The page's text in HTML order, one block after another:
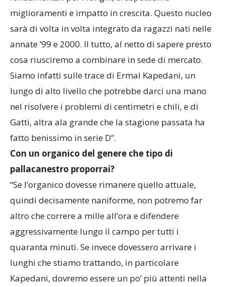
miglioramenti e impatto in crescita. Questo nucleo
sarà di volta in volta integrato da ragazzi nati nelle
annate ’99 e 2000. Il tutto, al netto di sapere presto
cosa riusciremo a combinare in sede di mercato.
Siamo infatti sulle trace di Ermal Kapedani, un
lungo di alto livello che potrebbe darci una mano
nel risolvere i problemi di centimetri e chili, e di
Gatti, altra ala grande che la stagione passata ha
fatto benissimo in serie D”.
Con un organico del genere che tipo di
pallacanestro proporrai?
“Se l’organico dovesse rimanere quello attuale,
quindi decisamente naniforme, non potremo far
altro che correre a mille all’ora e difendere
aggressivamente lungo il campo per tutti i
quaranta minuti. Se invece dovessero arrivare i
lunghi che stiamo trattando, in particolare
Kapedani, dovremo essere un po’ più attenti nella